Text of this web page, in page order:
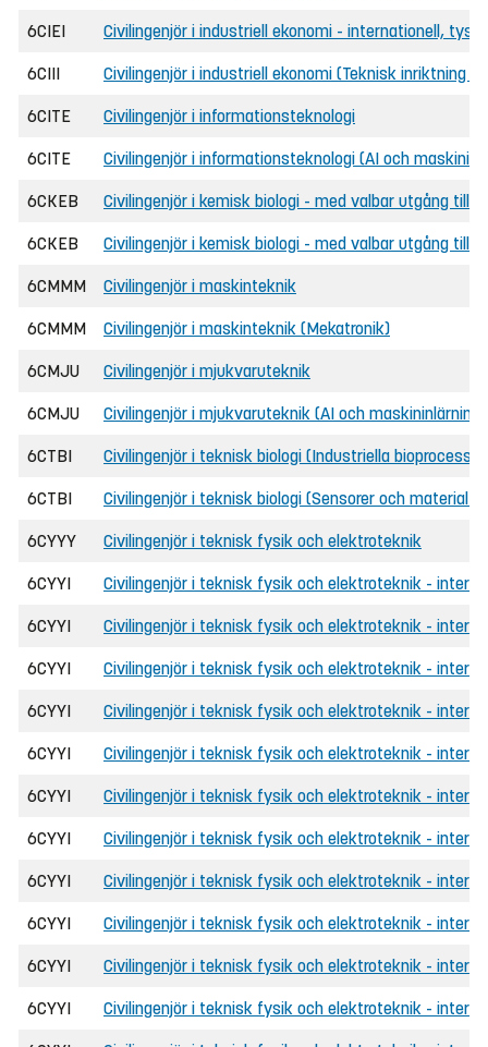
6CIEI Civilingenjör i industriell ekonomi - internationell,
6CIII Civilingenjör i industriell ekonomi (Teknisk inriktning
6CITE Civilingenjör i informationsteknologi
6CITE Civilingenjör i informationsteknologi (AI och
6CKEB Civilingenjör i kemisk biologi - med valbar utgång till
6CKEB Civilingenjör i kemisk biologi - med valbar utgång till
6CMMM Civilingenjör i maskinteknik
6CMMM Civilingenjör i maskinteknik (Mekatronik)
6CMJU Civilingenjör i mjukvaruteknik
6CMJU Civilingenjör i mjukvaruteknik (AI och maskininlärning)
6CTBI Civilingenjör i teknisk biologi (Industriella
6CTBI Civilingenjör i teknisk biologi (Sensorer och material i
6CYYY Civilingenjör i teknisk fysik och elektroteknik
6CYYI Civilingenjör i teknisk fysik och elektroteknik -
6CYYI Civilingenjör i teknisk fysik och elektroteknik -
6CYYI Civilingenjör i teknisk fysik och elektroteknik -
6CYYI Civilingenjör i teknisk fysik och elektroteknik -
6CYYI Civilingenjör i teknisk fysik och elektroteknik -
6CYYI Civilingenjör i teknisk fysik och elektroteknik -
6CYYI Civilingenjör i teknisk fysik och elektroteknik -
6CYYI Civilingenjör i teknisk fysik och elektroteknik -
6CYYI Civilingenjör i teknisk fysik och elektroteknik -
6CYYI Civilingenjör i teknisk fysik och elektroteknik -
6CYYI Civilingenjör i teknisk fysik och elektroteknik -